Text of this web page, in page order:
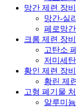
망간 제련 장비
망간-실
페로망
크롬 제련 장비
고탄소
저미세
황인 제련 장비
황린 제
고형 폐기물 처
알루미